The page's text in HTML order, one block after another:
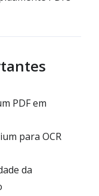
PDF em
para OCR
da